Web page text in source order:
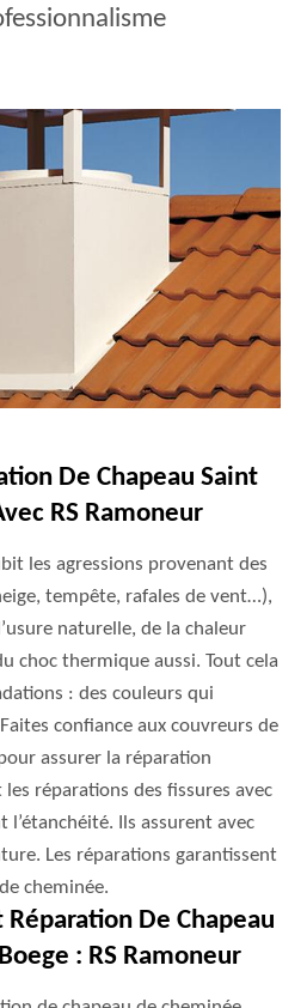
De Chapeau Saint
RS Ramoneur
les agressions provenant des
tempête, rafales de vent…),
naturelle, de la chaleur
choc thermique aussi. Tout cela
: des couleurs qui
confiance aux couvreurs de
assurer la réparation
réparations des fissures avec
l’étanchéité. Ils assurent avec
Les réparations garantissent
cheminée.
Réparation De Chapeau
: RS Ramoneur